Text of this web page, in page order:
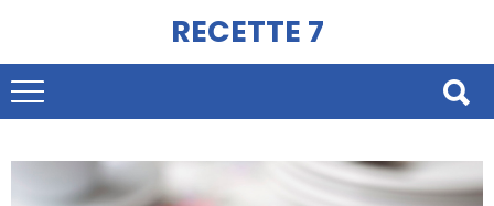
RECETTE 7